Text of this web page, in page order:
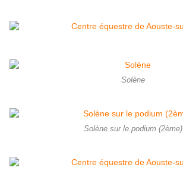
Solène
Solène sur le podium (2ème)